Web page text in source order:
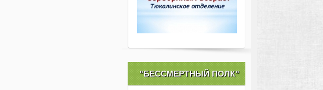
"БЕССМЕРТНЫЙ ПОЛК"